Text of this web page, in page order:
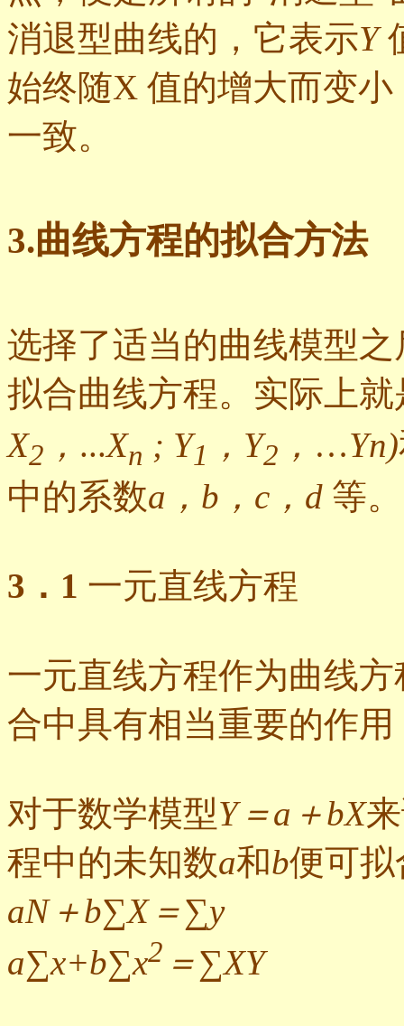
消退型曲线的，它表示Y
始终随X 值的增大而变
一致。
3.曲线方程的拟合方法
选择了适当的曲线模型
拟合曲线方程。实际上
X2 ， ...Xn ; Y1 ，Y2 ， …Yn)
中的系数a，b，c，d 等。
3．1 一元直线方程
一元直线方程作为曲线
合中具有相当重要的作
对于数学模型Y＝a＋bX
程中的未知数a和b便可
aN＋b∑X＝∑y
a∑x+b∑x2 ＝∑XY